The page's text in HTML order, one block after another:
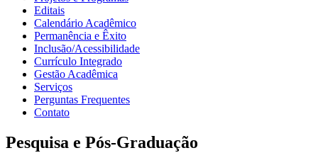
Editais
Calendário Acadêmico
Permanência e Êxito
Inclusão/Acessibilidade
Currículo Integrado
Gestão Acadêmica
Serviços
Perguntas Frequentes
Contato
Pesquisa e Pós-Graduação